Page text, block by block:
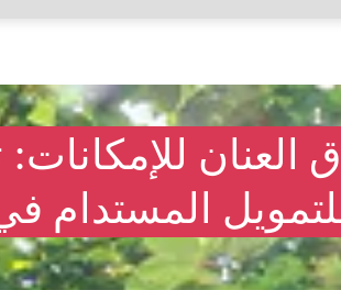
العنان
المستدام